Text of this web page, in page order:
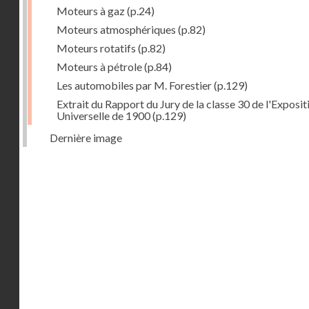
Moteurs à gaz(p.24)
Moteurs atmosphériques (p.82)
Moteurs rotatifs (p.82)
Moteurs à pétrole(p.84)
Les automobiles par M. Forestier(p.129)
Extrait du Rapport du Jury de la classe 30 de
Universelle de 1900(p.129)
Dernière image